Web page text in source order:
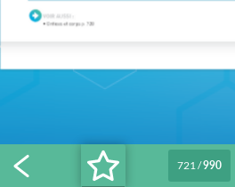
721/990